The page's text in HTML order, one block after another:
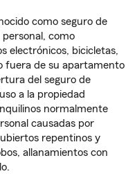
como seguro de
como
electrónicos, bicicletas,
fuera de su apartamento
del seguro de
a la propiedad
normalmente
causadas por
repentinos y
allanamientos con